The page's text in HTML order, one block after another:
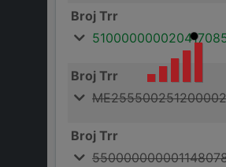
Broj Trr
Broj Trr
Broj Trr